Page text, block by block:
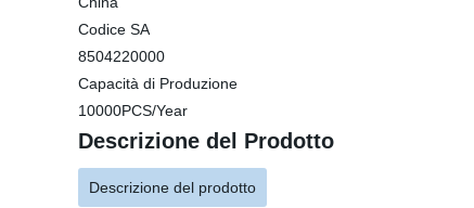
Codice SA
8504220000
Capacità di Produzione
10000PCS/Year
Descrizione del Prodotto
Descrizione del prodotto